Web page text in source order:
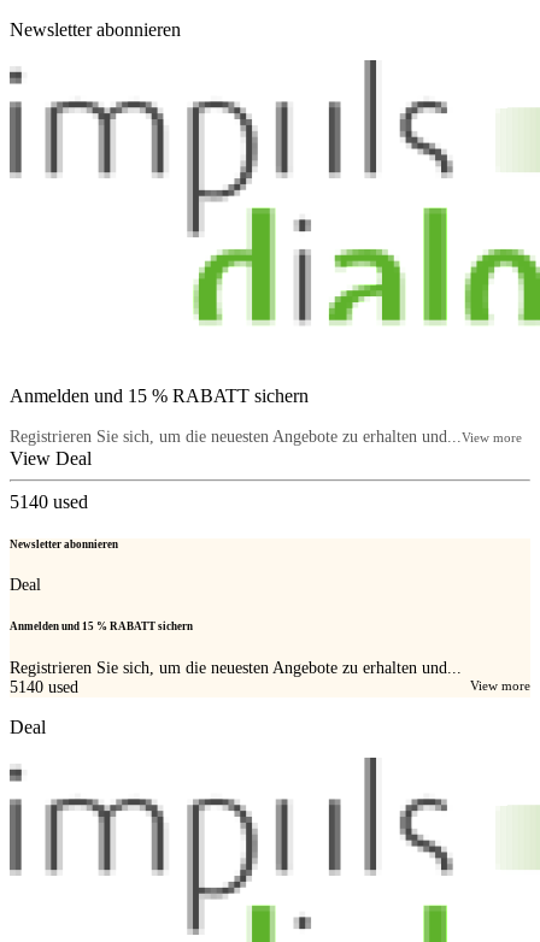
Newsletter abonnieren
Anmelden und 15 % RABATT sichern
Registrieren Sie sich, um die neuesten Angebote zu erhalten und... View more
View Deal
5140 used
Newsletter abonnieren
Deal
Anmelden und 15 % RABATT sichern
Registrieren Sie sich, um die neuesten Angebote zu erhalten und...
View more
5140 used
Deal